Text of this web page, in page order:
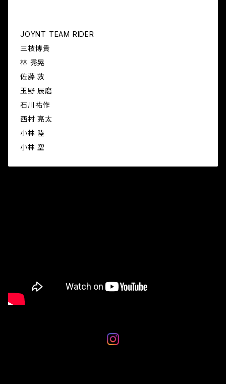
JOYNT TEAM RIDER
三枝博貴
林 秀晃
佐藤 敦
玉野 辰磨
石川祐作
西村 亮太
小林 陸
小林 空